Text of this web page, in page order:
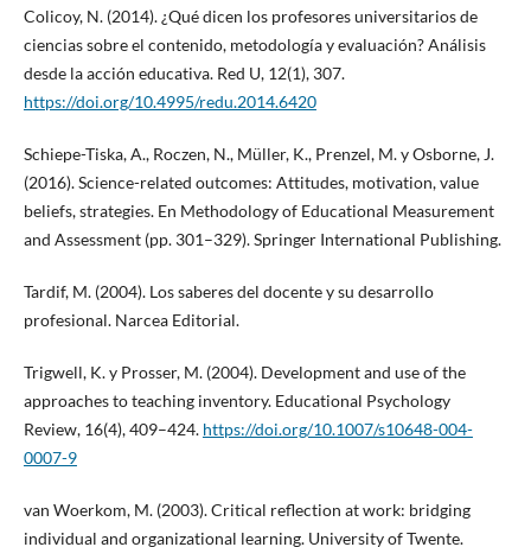
Colicoy, N. (2014). ¿Qué dicen los profesores universitarios de
ciencias sobre el contenido, metodología y evaluación? Análisis
desde la acción educativa. Red U, 12(1), 307.
https://doi.org/10.4995/redu.2014.6420
Schiepe-Tiska, A., Roczen, N., Müller, K., Prenzel, M. y Osborne, J.
(2016). Science-related outcomes: Attitudes, motivation, value
beliefs, strategies. En Methodology of Educational Measurement
and Assessment (pp. 301–329). Springer International Publishing.
Tardif, M. (2004). Los saberes del docente y su desarrollo
profesional. Narcea Editorial.
Trigwell, K. y Prosser, M. (2004). Development and use of the
approaches to teaching inventory. Educational Psychology
Review, 16(4), 409–424. https://doi.org/10.1007/s10648-004-
0007-9
van Woerkom, M. (2003). Critical reflection at work: bridging
individual and organizational learning. University of Twente.